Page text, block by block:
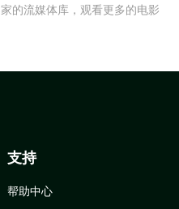
的流媒体库，观看更多的电影
支持
帮助中心